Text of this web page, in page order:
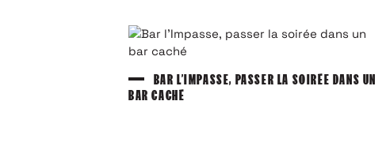
BAR L’IMPASSE, PASSER LA SOIRÉE DANS UN
BAR CACHÉ